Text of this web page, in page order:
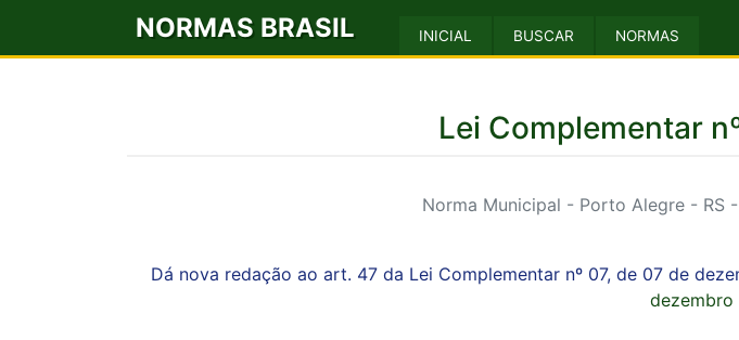
NORMAS BRASIL INICIAL BUSCAR NORMAS
Lei Complementar
Norma Municipal - Porto Alegre - RS
Dá nova redação ao art. 47 da Lei Complementar nº 07, de 07 de
dezembro